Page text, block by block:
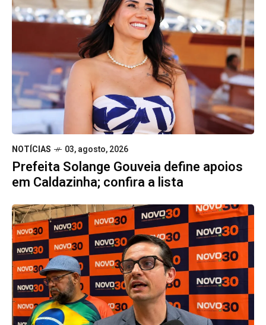
NOTÍCIAS 03, agosto, 2026
Prefeita Solange Gouveia define apoios
em Caldazinha; confira a lista